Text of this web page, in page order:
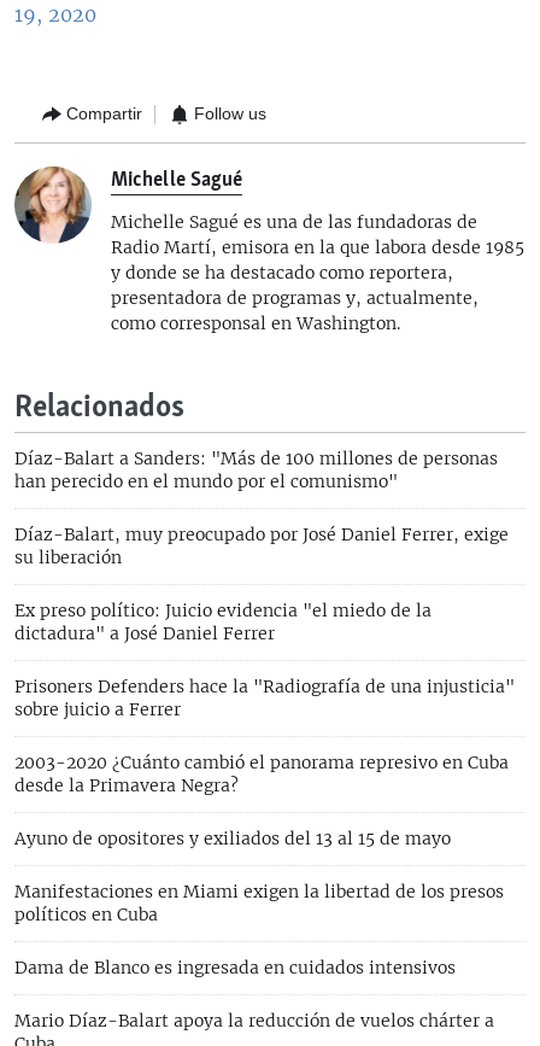
19, 2020
Compartir Follow us
Michelle Sagué
Michelle Sagué es una de las fundadoras de
Radio Martí, emisora en la que labora desde 1985
y donde se ha destacado como reportera,
presentadora de programas y, actualmente,
como corresponsal en Washington.
Relacionados
Díaz-Balart a Sanders: "Más de 100 millones de personas
han perecido en el mundo por el comunismo"
Díaz-Balart, muy preocupado por José Daniel Ferrer, exige
su liberación
Ex preso político: Juicio evidencia "el miedo de la
dictadura" a José Daniel Ferrer
Prisoners Defenders hace la "Radiografía de una injusticia"
sobre juicio a Ferrer
2003-2020 ¿Cuánto cambió el panorama represivo en Cuba
desde la Primavera Negra?
Ayuno de opositores y exiliados del 13 al 15 de mayo
Manifestaciones en Miami exigen la libertad de los presos
políticos en Cuba
Dama de Blanco es ingresada en cuidados intensivos
Mario Díaz-Balart apoya la reducción de vuelos chárter a